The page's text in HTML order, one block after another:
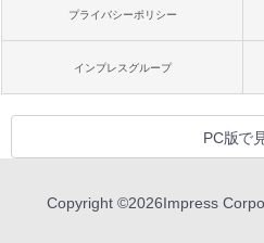
プライバシーポリシー
インプレスグループ
PC版で
Copyright ©2026Impress